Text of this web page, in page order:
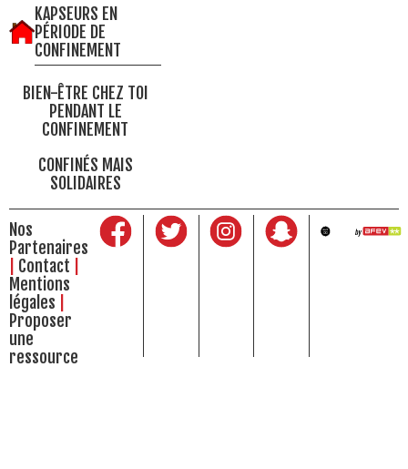
KAPSEURS EN
PÉRIODE DE
CONFINEMENT
BIEN-ÊTRE CHEZ TOI
PENDANT LE
CONFINEMENT
CONFINÉS MAIS
SOLIDAIRES
Nos
Partenaires
Contact
Mentions
légales
Proposer
une
ressource